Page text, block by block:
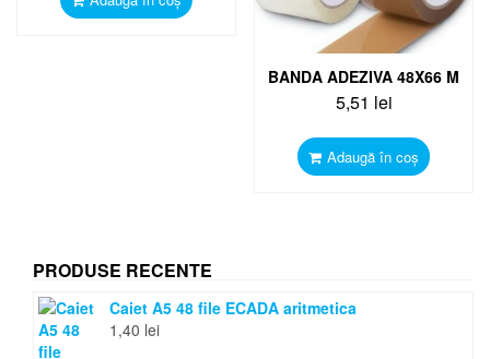
BANDA ADEZIVA 48X66 M
5,51 lei
Adaugă în coș
PRODUSE RECENTE
Caiet A5 48 file ECADA aritmetica
1,40 lei